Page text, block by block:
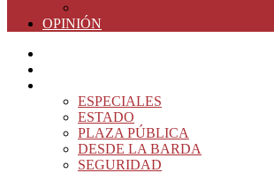
OPINIÓN
ESPECIALES
ESTADO
PLAZA PÚBLICA
DESDE LA BARDA
SEGURIDAD